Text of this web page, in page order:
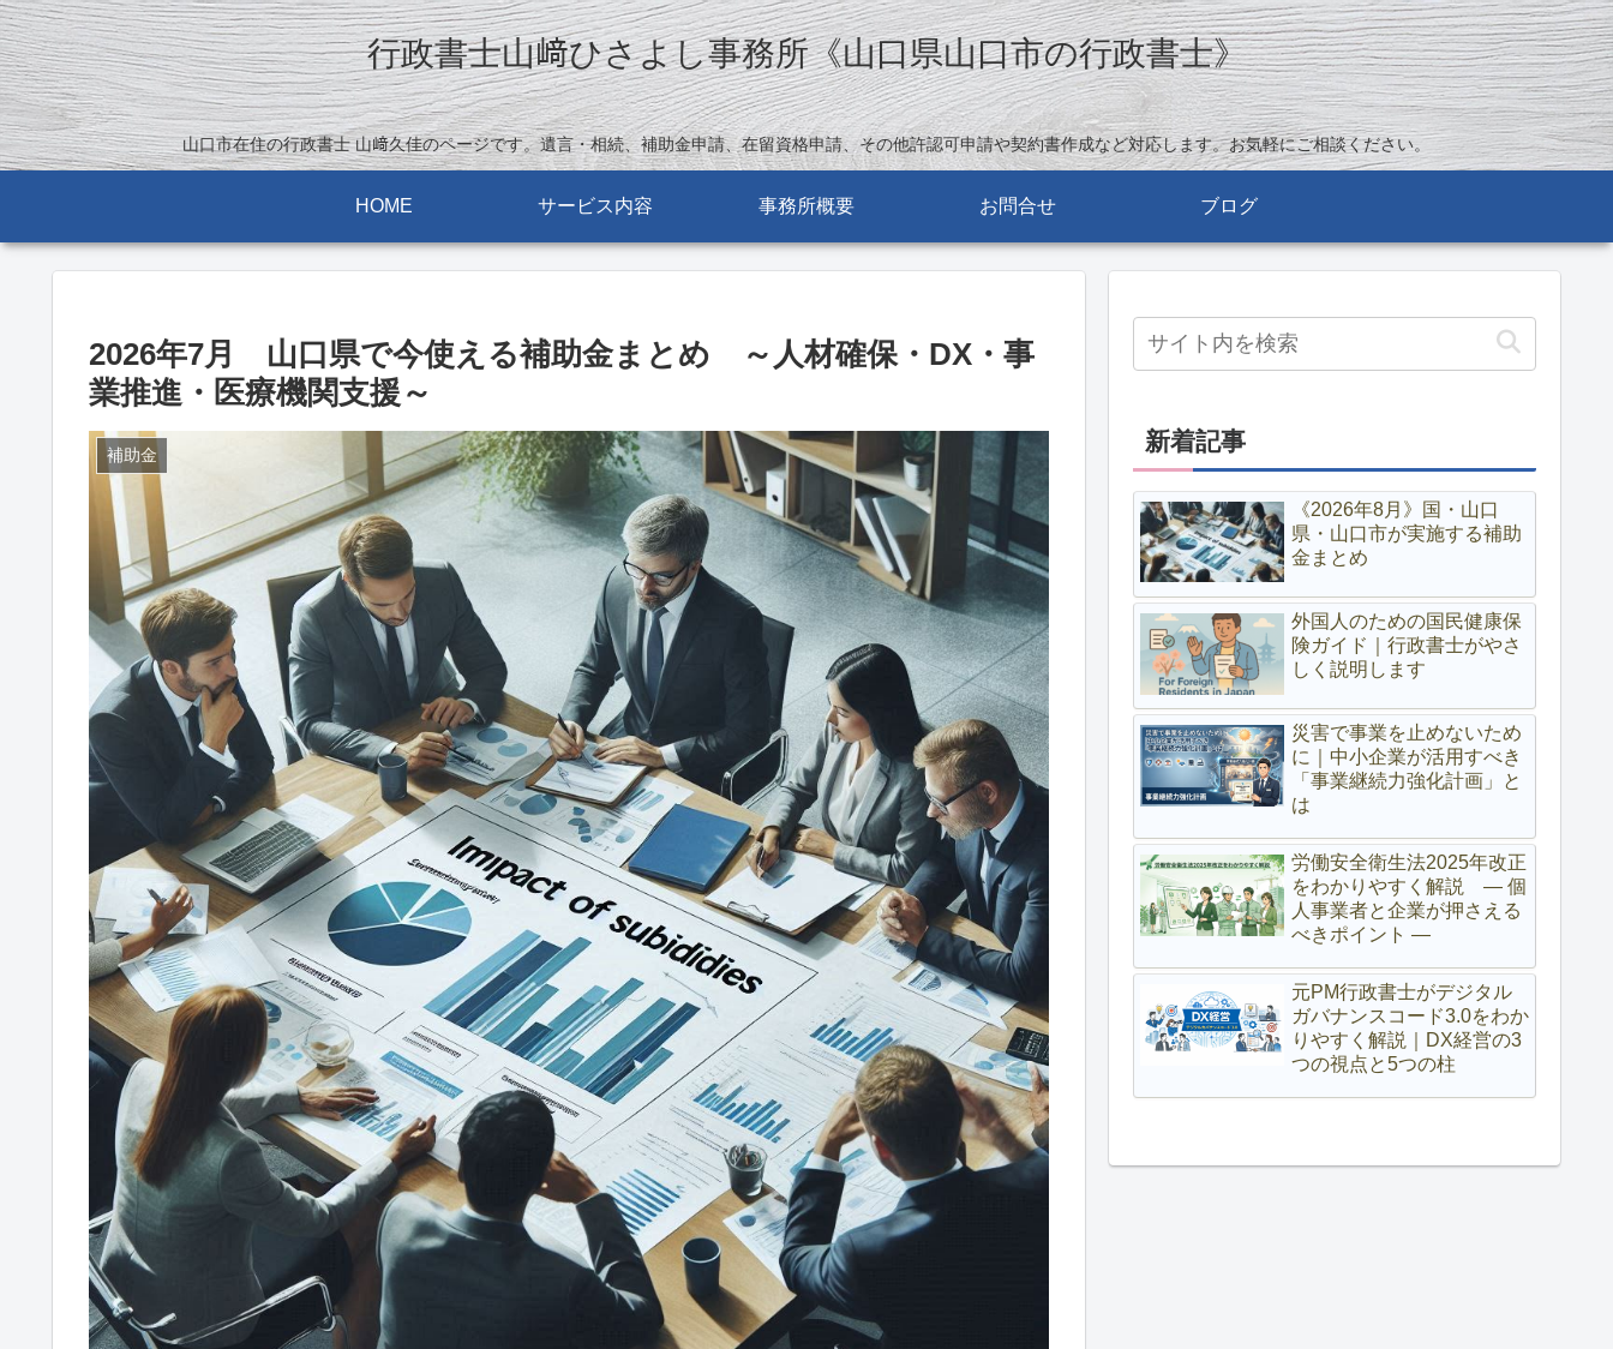
行政書士山﨑ひさよし事務所《山口県山口市の行政書士》
山口市在住の行政書士 山﨑久佳のページです。遺言・相続、補助金申請、在留資格申請、その他許認可申請や契約書作成など対応します。お気軽にご相談ください。
HOME サービス内容 事務所概要 お問合せ ブログ
2026年7月 山口県で今使える補助金まとめ ～人材確保・DX・事
業推進・医療機関支援～
補助金
新着記事
《2026年8月》国・山口
県・山口市が実施する補助
金まとめ
外国人のための国民健康保
険ガイド｜行政書士がやさ
しく説明します
災害で事業を止めないため
に｜中小企業が活用すべき
「事業継続力強化計画」と
は
労働安全衛生法2025年改正
をわかりやすく解説 ― 個
人事業者と企業が押さえる
べきポイント ―
元PM行政書士がデジタル
ガバナンスコード3.0をわか
りやすく解説｜DX経営の3
つの視点と5つの柱